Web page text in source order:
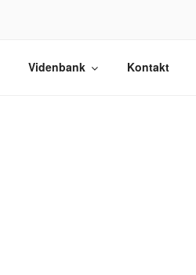
Videnbank Kontakt